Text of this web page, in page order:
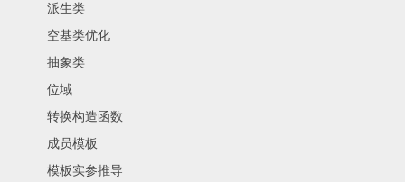
派生类
空基类优化
抽象类
位域
转换构造函数
成员模板
模板实参推导